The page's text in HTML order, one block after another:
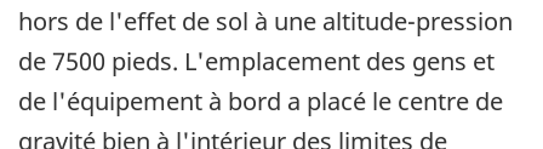
hors de l'effet de sol à une altitude-pression
de 7500 pieds. L'emplacement des gens et
de l'équipement à bord a placé le centre de
gravité bien à l'intérieur des limites de